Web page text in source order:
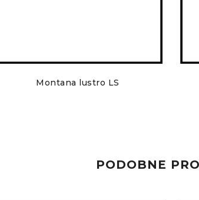
Montana lustro LS
PODOBNE